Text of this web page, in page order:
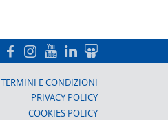
TERMINI E CONDIZIONI
PRIVACY POLICY
COOKIES POLICY